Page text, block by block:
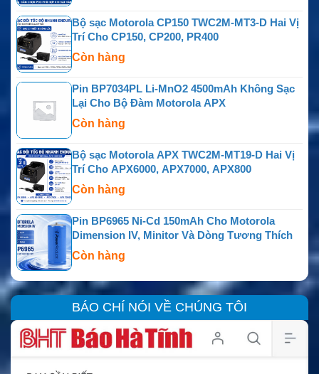
Bộ sạc Motorola CP150 TWC2M-MT3-D Hai Vị
Trí Cho CP150, CP200, PR400
Còn hàng
Pin BP7034PL Li-MnO2 4500mAh Không Sạc
Lại Cho Bộ Đàm Motorola APX
Còn hàng
Bộ sạc Motorola APX TWC2M-MT19-D Hai Vị
Trí Cho APX6000, APX7000, APX800
Còn hàng
Pin BP6965 Ni-Cd 150mAh Cho Motorola
Dimension IV, Minitor Và Dòng Tương Thích
Còn hàng
BÁO CHÍ NÓI VỀ CHÚNG TÔI